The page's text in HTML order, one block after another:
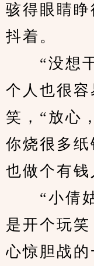
骇得眼睛
抖着。
“没想干
个人也很
笑，“放心
你烧很多
也做个有钱
“小倩姑
是开个玩
心惊胆战的